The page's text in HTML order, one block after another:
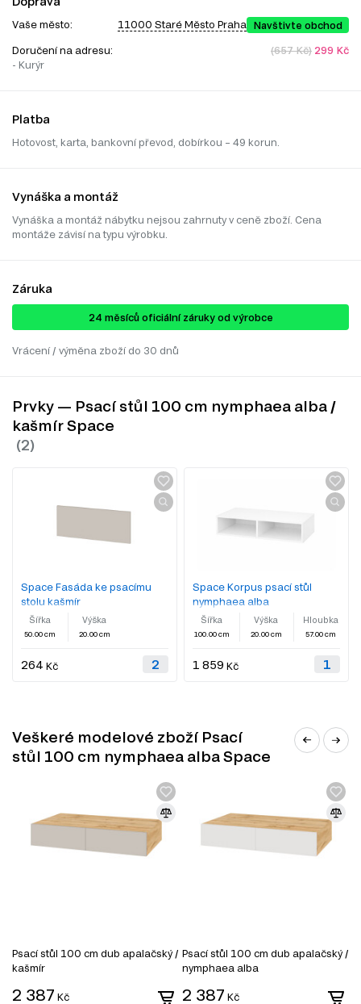
Vaše město: 11000 Staré Město Praha Navštivte obchod
Doručení na adresu:
- Kurýr
(657 Kč) 299 Kč
Platba
Hotovost, karta, bankovní převod, dobírkou – 49 korun.
Vynáška a montáž
Vynáška a montáž nábytku nejsou zahrnuty v ceně zboží. Cena
montáže závisí na typu výrobku.
Záruka
24 ​​​​měsíců oficiální záruky od výrobce
Vrácení / výměna zboží do 30 dnů
Prvky — Psací stůl 100 cm nymphaea alba /
kašmír Space
Space Fasáda ke psacímu
stolu kašmír
Šířka
50.00 cm
Výška
20.00 cm
264 Kč
Space Korpus psací stůl
nymphaea alba
Šířka
100.00 cm
Výška
20.00 cm
Hloubka
57.00 cm
1 859 Kč
Veškeré modelové zboží Psací
stůl 100 cm nymphaea alba Space
Psací stůl 100 cm dub apalačský /
kašmír
2 387 Kč
Psací stůl 100 cm dub apalačský /
nymphaea alba
2 387 Kč